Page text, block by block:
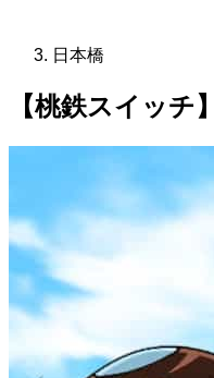
日本橋
【桃鉄スイッ